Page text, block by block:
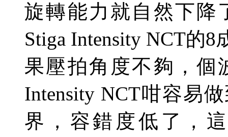
旋轉能力就自然下降
Stiga Intensity NCT的8
果壓拍角度不夠，個
Intensity NCT咁容易
界，容錯度低了，